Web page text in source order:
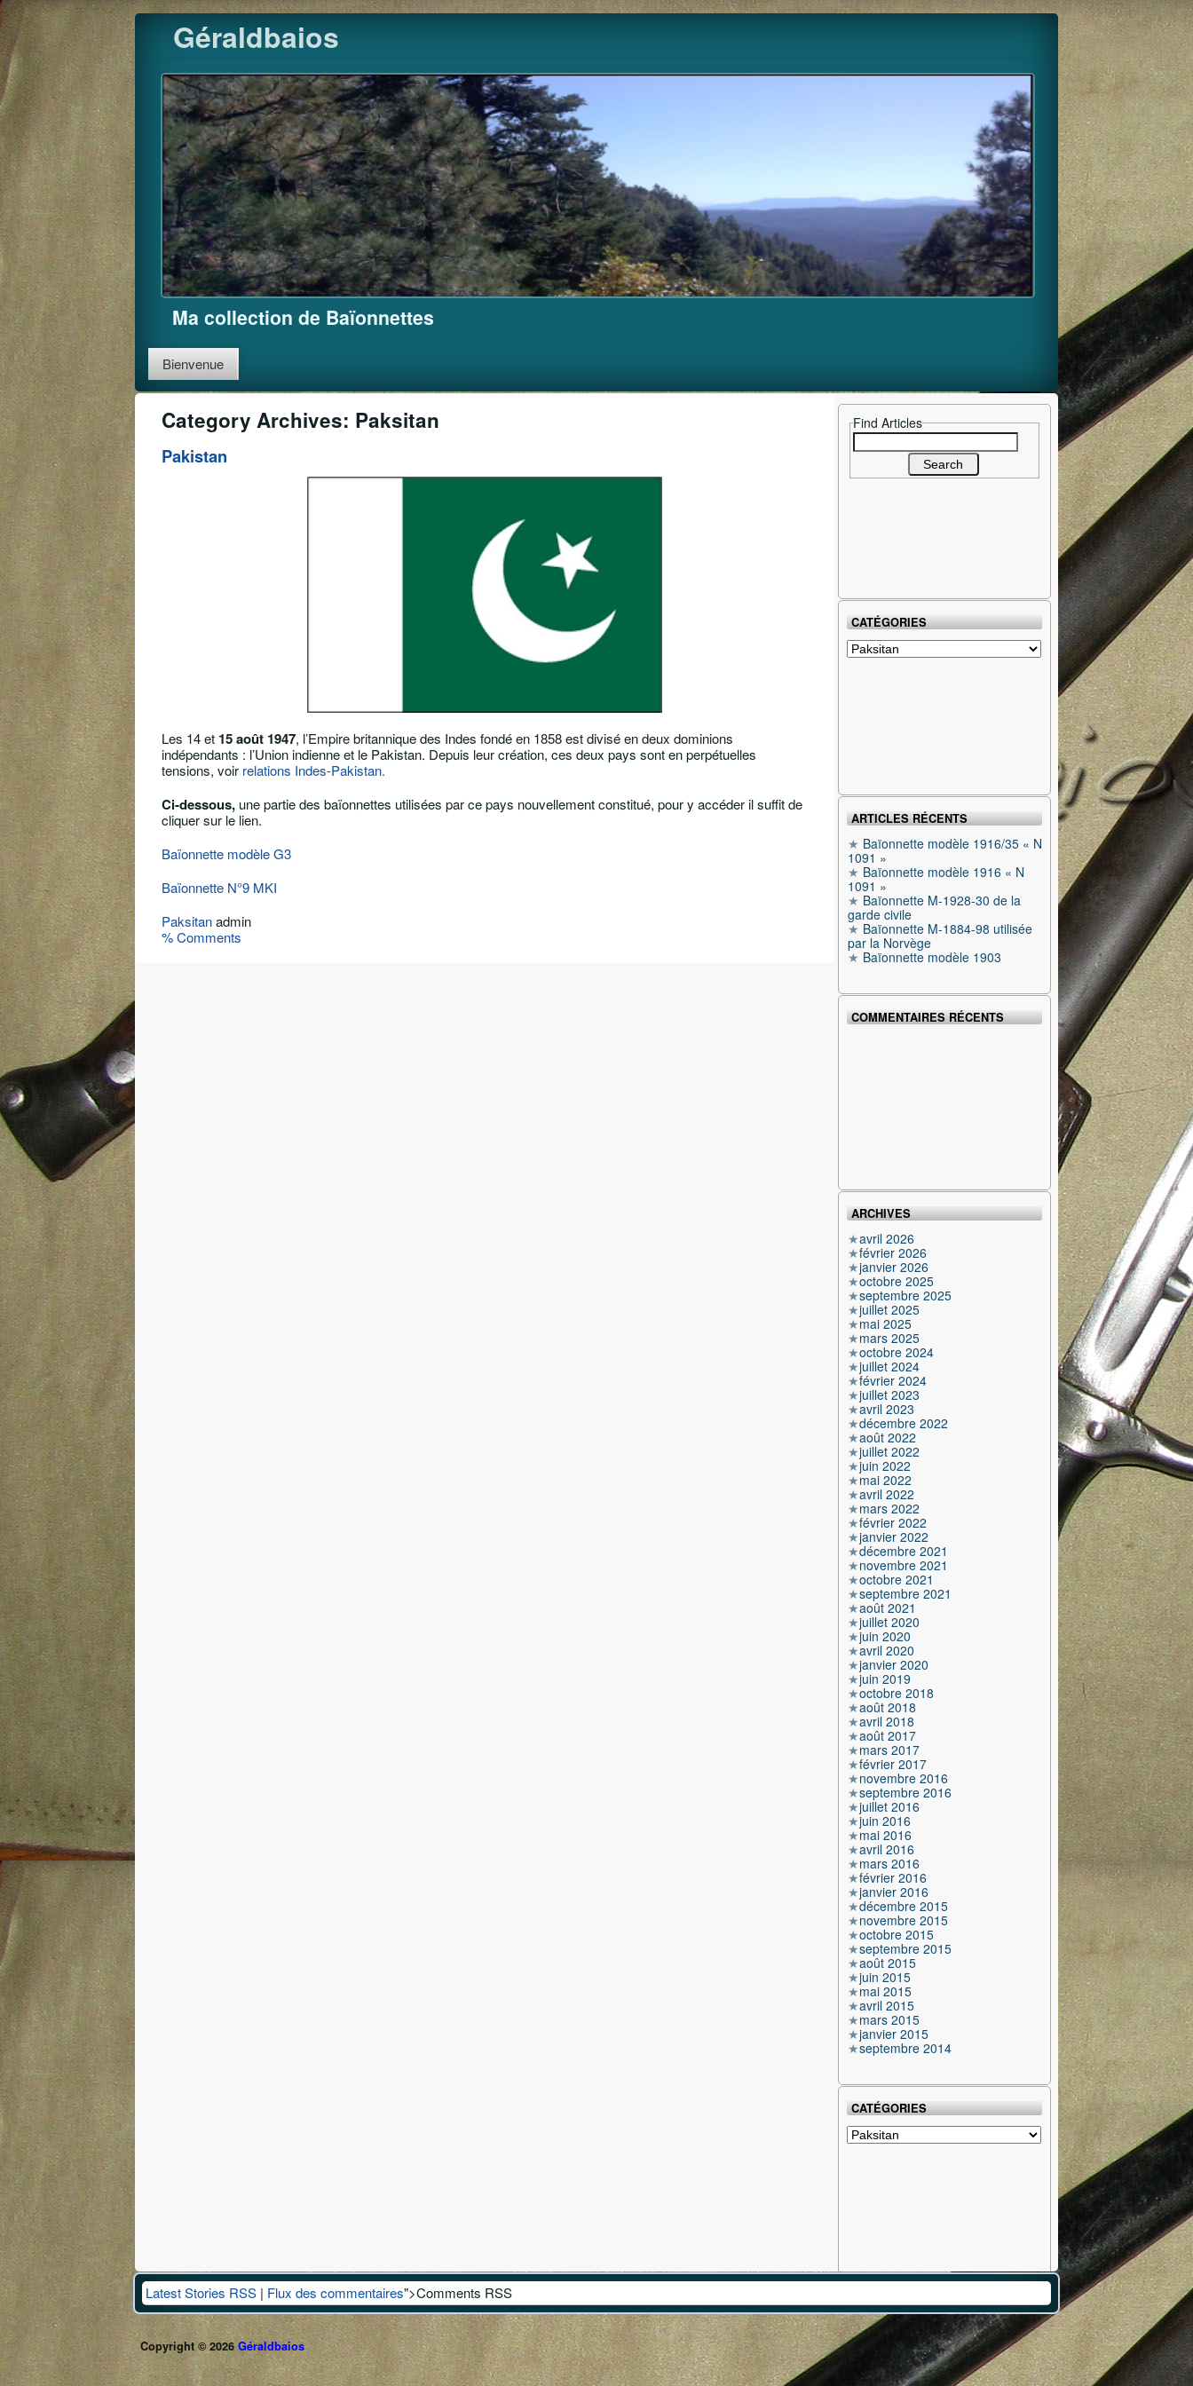
Pour m'aider à financer ce site. Cagnotte
Skip
to
content
Géraldbaios
Ma collection de Baïonnettes
Bienvenue
Category Archives: Paksitan
Pakistan
Les 14 et 15 août 1947, l’Empire britannique des Indes fondé en 1858 est divisé en deux dominions
indépendants : l’Union indienne et le Pakistan. Depuis leur création, ces deux pays sont en perpétuelles
tensions, voir relations Indes-Pakistan.
Ci-dessous, une partie des baïonnettes utilisées par ce pays nouvellement constitué, pour y accéder il suffit de
cliquer sur le lien.
Baïonnette modèle G3
Baïonnette N°9 MKI
Paksitanadmin
% Comments
Find Articles
Search
for:
CATÉGORIES
Catégories
ARTICLES RÉCENTS
Baïonnette modèle 1916/35 « N
1091 »
Baïonnette modèle 1916 « N
1091 »
Baïonnette M-1928-30 de la
garde civile
Baïonnette M-1884-98 utilisée
par la Norvège
Baïonnette modèle 1903
COMMENTAIRES RÉCENTS
ARCHIVES
avril 2026
février 2026
janvier 2026
octobre 2025
septembre 2025
juillet 2025
mai 2025
mars 2025
octobre 2024
juillet 2024
février 2024
juillet 2023
avril 2023
décembre 2022
août 2022
juillet 2022
juin 2022
mai 2022
avril 2022
mars 2022
février 2022
janvier 2022
décembre 2021
novembre 2021
octobre 2021
septembre 2021
août 2021
juillet 2020
juin 2020
avril 2020
janvier 2020
juin 2019
octobre 2018
août 2018
avril 2018
août 2017
mars 2017
février 2017
novembre 2016
septembre 2016
juillet 2016
juin 2016
mai 2016
avril 2016
mars 2016
février 2016
janvier 2016
décembre 2015
novembre 2015
octobre 2015
septembre 2015
août 2015
juin 2015
mai 2015
avril 2015
mars 2015
janvier 2015
septembre 2014
CATÉGORIES
Catégories
Latest Stories RSS | Flux des commentaires">Comments RSS
Copyright © 2026 Géraldbaios